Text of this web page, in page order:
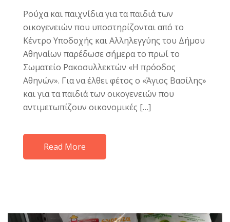
Ρούχα και παιχνίδια για τα παιδιά των
οικογενειών που υποστηρίζονται από το
Κέντρο Υποδοχής και Αλληλεγγύης του Δήμου
Αθηναίων παρέδωσε σήμερα το πρωί το
Σωματείο Ρακοσυλλεκτών «Η πρόοδος
Αθηνών». Για να έλθει φέτος ο «Άγιος Βασίλης»
και για τα παιδιά των οικογενειών που
αντιμετωπίζουν οικονομικές […]
Read More